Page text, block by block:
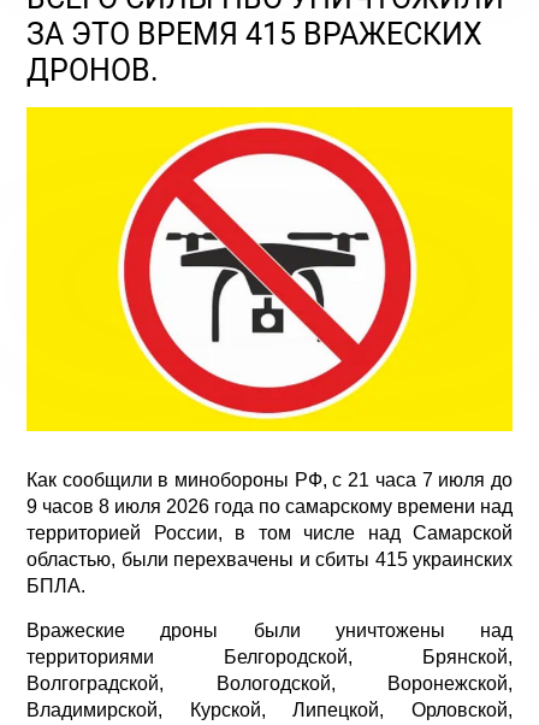
ЗА ЭТО ВРЕМЯ 415 ВРАЖЕСКИХ
ДРОНОВ.
Как сообщили в минобороны РФ, с 21 часа 7 июля до
9 часов 8 июля 2026 года по самарскому времени над
территорией России, в том числе над Самарской
областью, были перехвачены и сбиты 415 украинских
БПЛА.
Вражеские дроны были уничтожены над
территориями Белгородской, Брянской,
Волгоградской, Вологодской, Воронежской,
Владимирской, Курской, Липецкой, Орловской,